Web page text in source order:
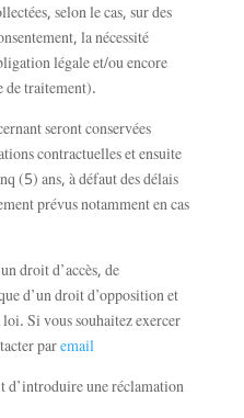
selon le cas, sur des
la nécessité
légale et/ou encore
de traitement).
seront conservées
contractuelles et ensuite
(5) ans, à défaut des délais
prévus notamment en cas
droit d’accès, de
d’un droit d’opposition et
Si vous souhaitez exercer
paremail
d’introduire une réclamation